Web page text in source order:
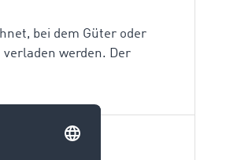
bei dem Güter oder
werden. Der